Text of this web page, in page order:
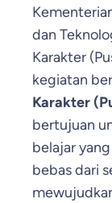
dan
Karakter
kegiatan
Karakter
bertujuan
belajar
bebas dari